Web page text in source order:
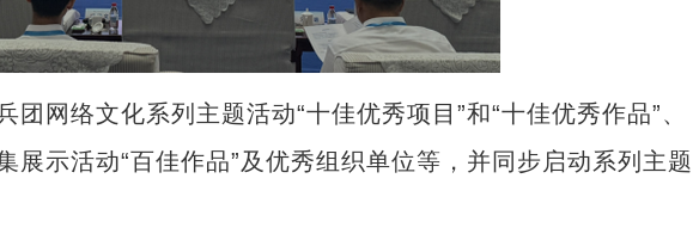
络文化系列主题活动“十佳优秀项目”和“十佳优秀作品”、
展示活动“百佳作品”及优秀组织单位等，并同步启动系列主题